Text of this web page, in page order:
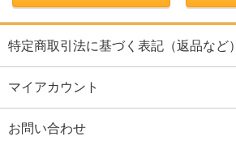
特定商取引法に基づく表記（返品など）
マイアカウント
お問い合わせ